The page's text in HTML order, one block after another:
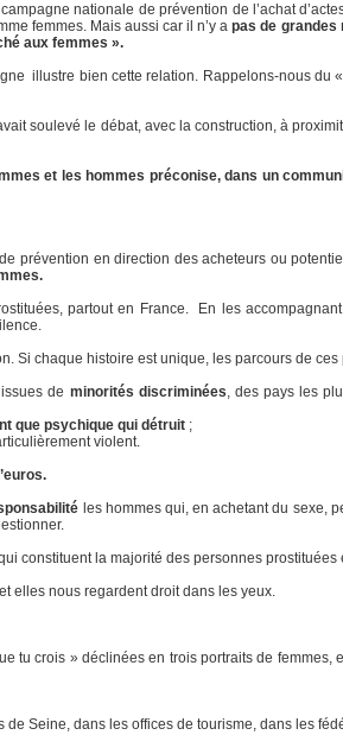
nationale de prévention de l’achat
femmes. Mais aussi car il n’y apas de grandes
aux femmes ».
illustre bien cette relation. Rappelons-nous du
soulevé le débat, avec la construction, à
et les hommes préconise, dans un
prévention en direction des acheteurs ou
partout en France. En les
Si chaque histoire est unique, les parcours de
de minorités discriminées, des pays les
que psychique qui détruit ;
violent.
les hommes qui, en achetant du sexe,
constituent la majorité des personnes prostituées
elles nous regardent droit dans les yeux.
tu crois » déclinées en trois portraits de
Seine, dans les offices de tourisme, dans les